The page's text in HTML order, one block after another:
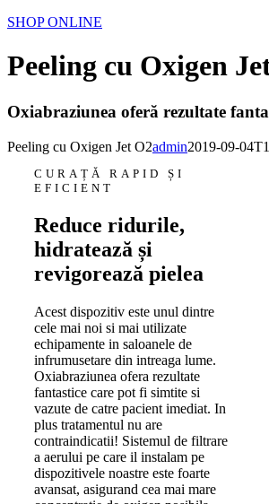
SHOP ONLINE
Peeling cu Oxigen
Oxiabraziunea oferă rezultate
Peeling cu Oxigen Jet O2admin2019-09-
CURAȚĂ RAPID ȘI
EFICIENT
Reduce ridurile,
hidratează și
revigorează pielea
Acest dispozitiv este unul dintre
cele mai noi si mai utilizate
echipamente in saloanele de
infrumusetare din intreaga lume.
Oxiabraziunea ofera rezultate
fantastice care pot fi simtite si
vazute de catre pacient imediat. In
plus tratamentul nu are
contraindicatii! Sistemul de filtrare
a aerului pe care il instalam pe
dispozitivele noastre este foarte
avansat, asigurand cea mai mare